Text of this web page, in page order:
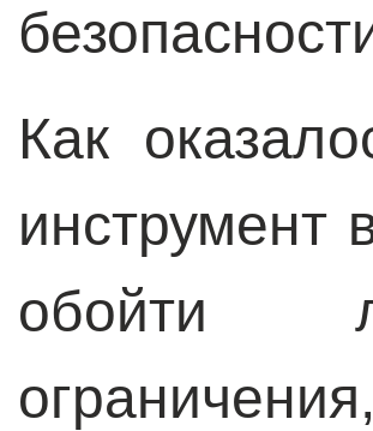
Как
инструмент
обойти